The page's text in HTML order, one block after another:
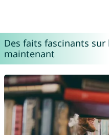
Des faits fascinants sur
maintenant